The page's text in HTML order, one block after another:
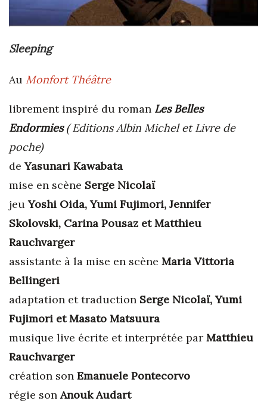
Sleeping
Au Monfort Théâtre
librement inspiré du roman Les Belles
Endormies( Editions Albin Michel et Livre de
poche)
deYasunari Kawabata
mise en scène Serge Nicolaï
jeuYoshi Oida, Yumi Fujimori, Jennifer
Skolovski, Carina Pousaz et Matthieu
Rauchvarger
assistante à la mise en scène Maria Vittoria
Bellingeri
adaptation et traduction Serge Nicolaï, Yumi
Fujimori et Masato Matsuura
musique live écrite et interprétée par Matthieu
Rauchvarger
création son Emanuele Pontecorvo
régie sonAnouk Audart